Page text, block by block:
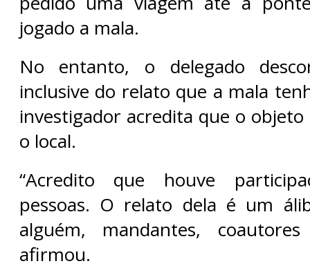
jogado a mala.
No entanto, o delegado
inclusive do relato que a mala
investigador acredita que o
o local.
“Acredito que houve
pessoas. O relato dela é um
alguém, mandantes,
afirmou.